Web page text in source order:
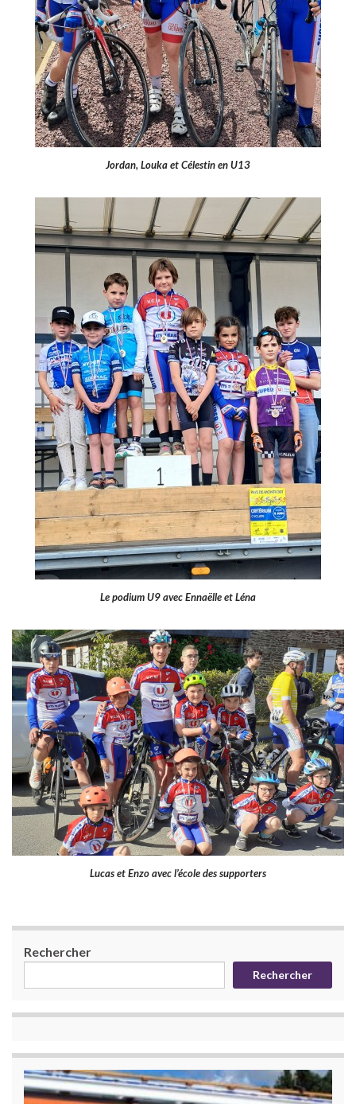
Jordan, Louka et Célestin en U13
Le podium U9 avec Ennaëlle et Léna
Lucas et Enzo avec l’école des supporters
Rechercher
Rechercher